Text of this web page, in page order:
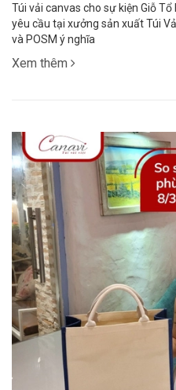
Túi vải canvas cho sự kiện Giỗ
yêu cầu tại xưởng sản xuất Túi
và POSM ý nghĩa
Xem thêm